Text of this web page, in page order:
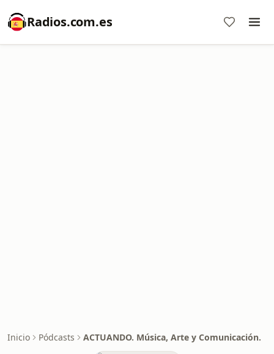
Radios.com.es
Inicio Pódcasts ACTUANDO. Música, Arte y Comunicación.